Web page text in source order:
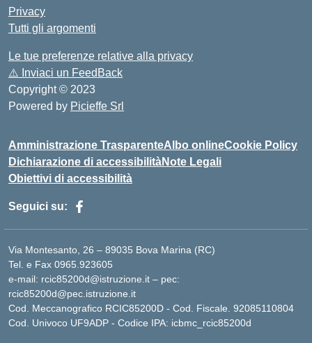
Privacy
Tutti gli argomenti
Le tue preferenze relative alla privacy
⚠️ Inviaci un FeedBack
Copyright © 2023
Powered by Picieffe Srl
Amministrazione TrasparenteAlbo onlineCookie Policy
Dichiarazione di accessibilitàNote Legali
Obiettivi di accessibilità
Seguici su:
Via Montesanto, 26 – 89035 Bova Marina (RC)
Tel. e Fax 0965.923605
e-mail: rcic85200d@istruzione.it – pec:
rcic85200d@pec.istruzione.it
Cod. Meccanografico RCIC85200D - Cod. Fiscale. 92085110804
Cod. Univoco UF9ADP - Codice IPA: icbmc_rcic85200d